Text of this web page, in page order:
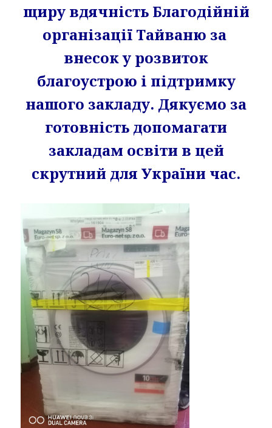
щиру вдячність Благодійній
організації Тайваню за
внесок у розвиток
благоустрою і підтримку
нашого закладу. Дякуємо за
готовність допомагати
закладам освіти в цей
скрутний для України час.